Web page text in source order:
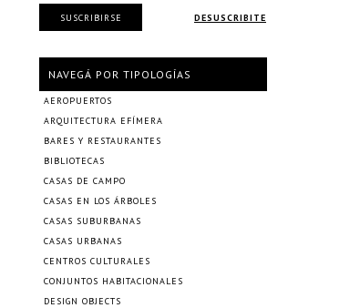
DESUSCRIBITE
SUSCRIBIRSE
NAVEGÁ POR TIPOLOGÍAS
AEROPUERTOS
ARQUITECTURA EFÍMERA
BARES Y RESTAURANTES
BIBLIOTECAS
CASAS DE CAMPO
CASAS EN LOS ÁRBOLES
CASAS SUBURBANAS
CASAS URBANAS
CENTROS CULTURALES
CONJUNTOS HABITACIONALES
DESIGN OBJECTS